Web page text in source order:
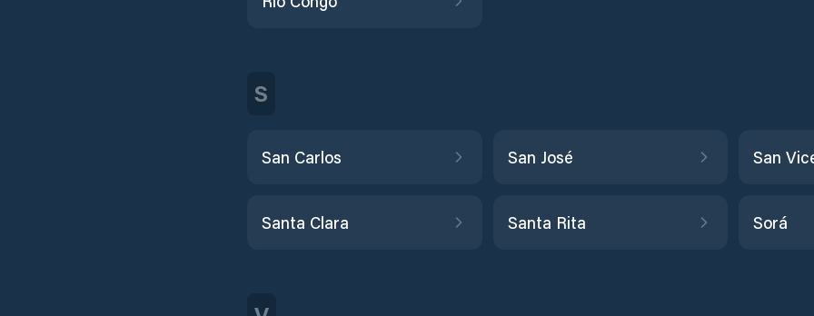
S
San Carlos San José San
Santa Clara Santa Rita Sorá